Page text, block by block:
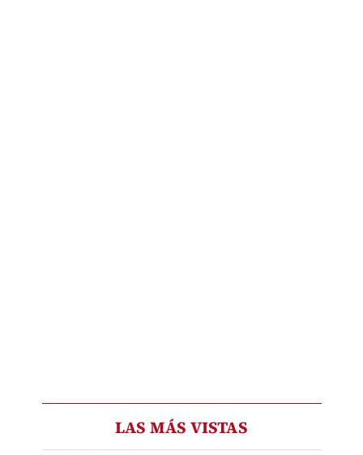
LAS MÁS VISTAS